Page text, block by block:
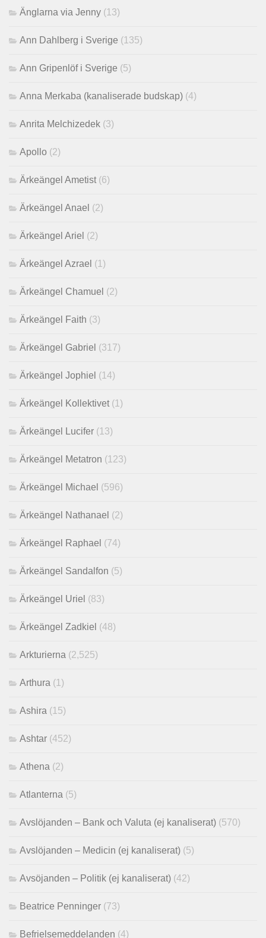
Änglarna via Jenny (13)
Ann Dahlberg i Sverige (135)
Ann Gripenlöf i Sverige (5)
Anna Merkaba (kanaliserade budskap) (4)
Anrita Melchizedek (3)
Apollo (2)
Ärkeängel Ametist (6)
Ärkeängel Anael (2)
Ärkeängel Ariel (2)
Ärkeängel Azrael (1)
Ärkeängel Chamuel (2)
Ärkeängel Faith (3)
Ärkeängel Gabriel (317)
Ärkeängel Jophiel (14)
Ärkeängel Kollektivet (1)
Ärkeängel Lucifer (13)
Ärkeängel Metatron (123)
Ärkeängel Michael (596)
Ärkeängel Nathanael (2)
Ärkeängel Raphael (74)
Ärkeängel Sandalfon (5)
Ärkeängel Uriel (83)
Ärkeängel Zadkiel (48)
Arkturierna (2,525)
Arthura (1)
Ashira (15)
Ashtar (452)
Athena (2)
Atlanterna (5)
Avslöjanden – Bank och Valuta (ej kanaliserat) (570)
Avslöjanden – Medicin (ej kanaliserat) (5)
Avsöjanden – Politik (ej kanaliserat) (42)
Beatrice Penninger (73)
Befrielsemeddelanden (4)